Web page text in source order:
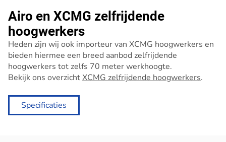
Airo en XCMG zelfrijdende
hoogwerkers
Heden zijn wij ook importeur van XCMG hoogwerkers en
bieden hiermee een breed aanbod zelfrijdende
hoogwerkers tot zelfs 70 meter werkhoogte.
Bekijk ons overzichtXCMG zelfrijdende hoogwerkers.
Specificaties